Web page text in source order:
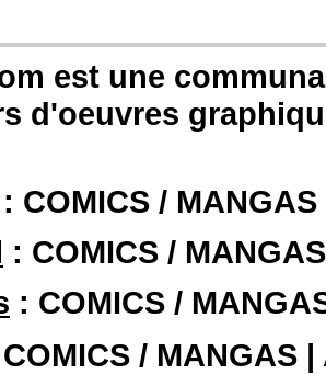
est une
d'oeuvres
: COMICS /
: COMICS /
: COMICS /
/ MANGAS |